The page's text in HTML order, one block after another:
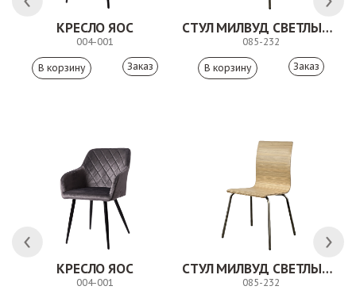
КРЕСЛО ЯОС
004-001
Заказ
СТУЛ МИЛВУД СВЕТЛЫЙ ШЕЛК
085-232
Заказ
КРЕСЛО ЯОС
004-001
СТУЛ МИЛВУД СВЕТЛЫЙ ШЕЛК
085-232